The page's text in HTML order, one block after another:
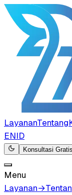
LayananTentang
ENID
Konsultasi Gratis
Menu
Layanan→